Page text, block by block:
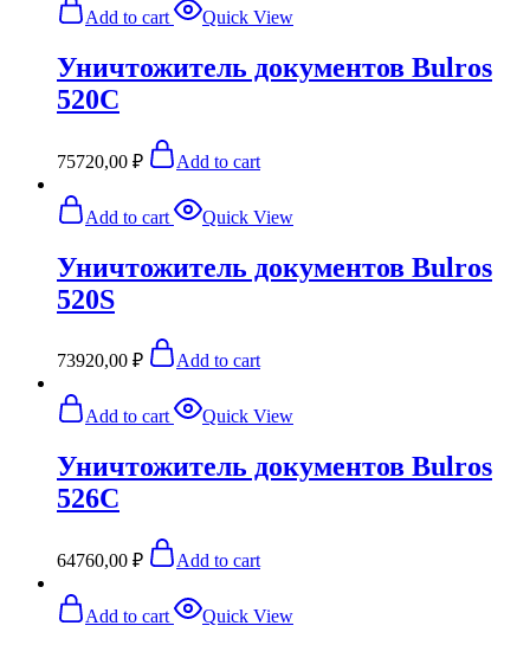
Add to cart Quick View
Уничтожитель документов Bulros
520C
75720,00 ₽ Add to cart
Add to cart Quick View
Уничтожитель документов Bulros
520S
73920,00 ₽ Add to cart
Add to cart Quick View
Уничтожитель документов Bulros
526C
64760,00 ₽ Add to cart
Add to cart Quick View